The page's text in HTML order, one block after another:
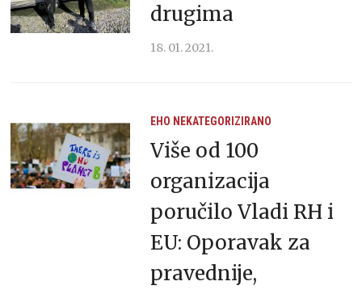
drugima
18. 01. 2021.
EHO NEKATEGORIZIRANO
Više od 100
organizacija
poručilo Vladi RH i
EU: Oporavak za
pravednije,